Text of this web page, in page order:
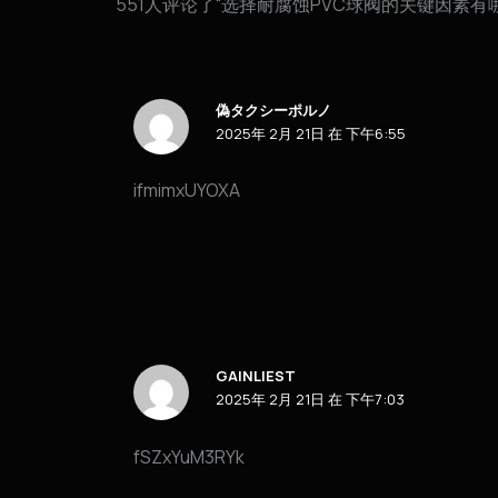
偽タクシーポルノ
2025年 2月 21日 在 下午6:55
ifmimxUYOXA
GAINLIEST
2025年 2月 21日 在 下午7:03
fSZxYuM3RYk